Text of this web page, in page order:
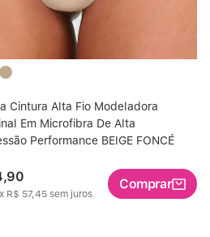
Cintura Alta Fio Modeladora
Em Microfibra De Alta
Performance BEIGE FONCÉ
,90
x R$ 57,45 sem juros
Comprar